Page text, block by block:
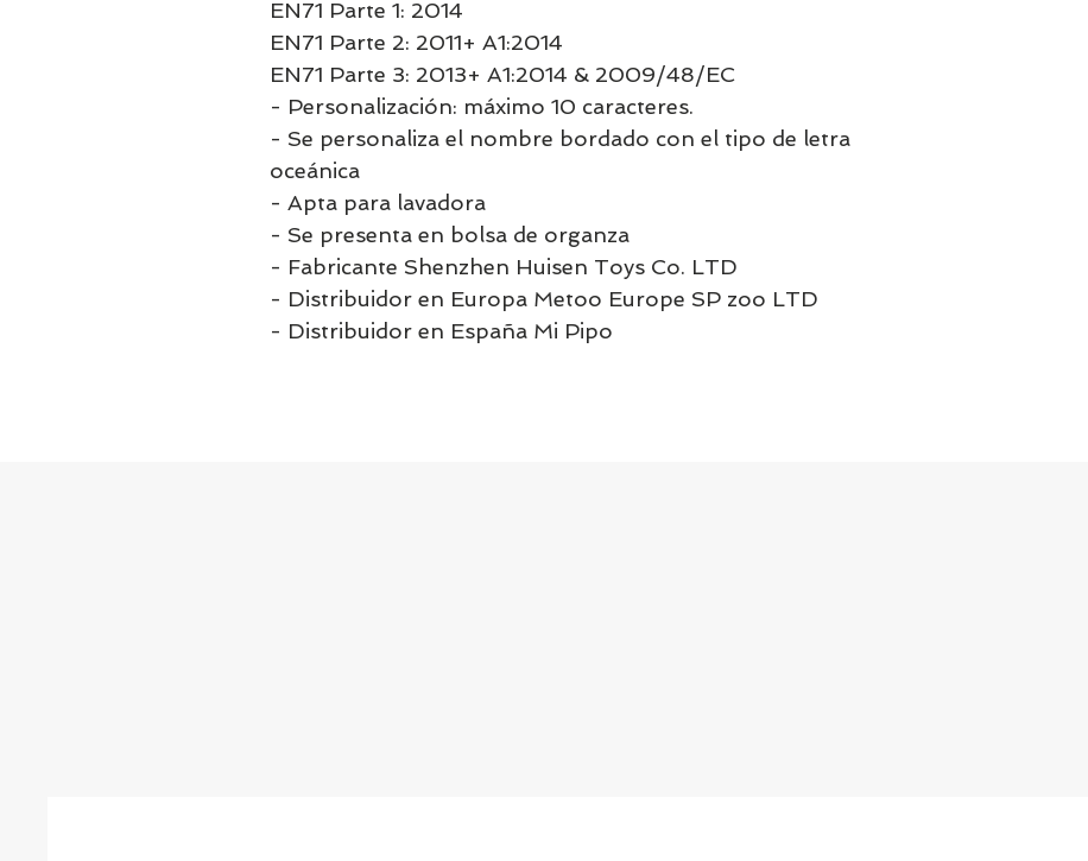
EN71 Parte 1: 2014
EN71 Parte 2: 2011+ A1:2014
EN71 Parte 3: 2013+ A1:2014 & 2009/48/EC
- Personalización: máximo 10 caracteres.
- Se personaliza el nombre bordado con el tipo de letra
oceánica
- Apta para lavadora
- Se presenta en bolsa de organza
- Fabricante Shenzhen Huisen Toys Co. LTD
- Distribuidor en Europa Metoo Europe SP zoo LTD
- Distribuidor en España Mi Pipo